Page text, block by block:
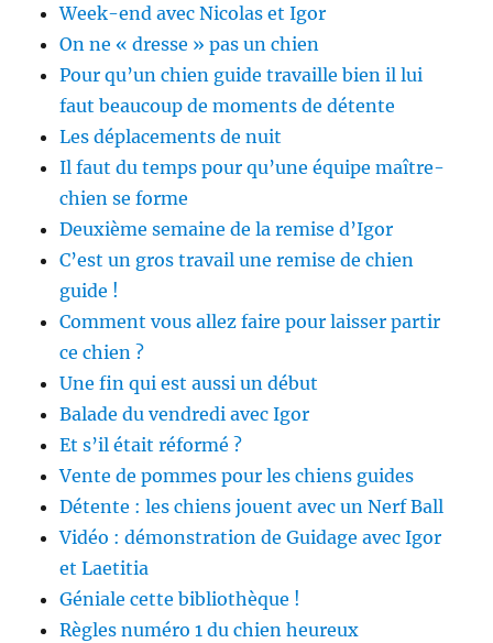
Week-end avec Nicolas et Igor
On ne « dresse » pas un chien
Pour qu’un chien guide travaille bien il lui
faut beaucoup de moments de détente
Les déplacements de nuit
Il faut du temps pour qu’une équipe maître-
chien se forme
Deuxième semaine de la remise d’Igor
C’est un gros travail une remise de chien
guide !
Comment vous allez faire pour laisser partir
ce chien ?
Une fin qui est aussi un début
Balade du vendredi avec Igor
Et s’il était réformé ?
Vente de pommes pour les chiens guides
Détente : les chiens jouent avec un Nerf Ball
Vidéo : démonstration de Guidage avec Igor
et Laetitia
Géniale cette bibliothèque !
Règles numéro 1 du chien heureux